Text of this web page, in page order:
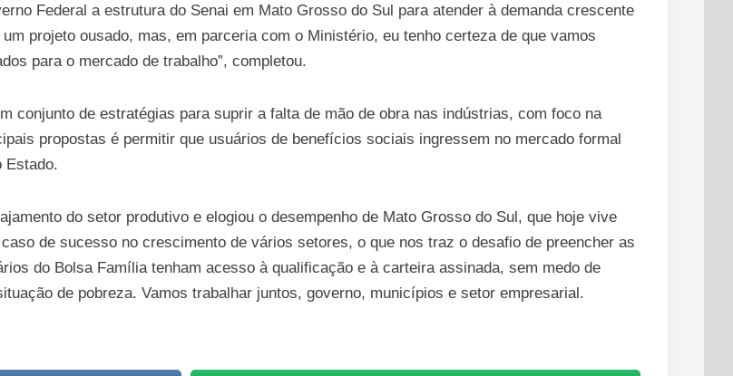
Federal a estrutura do Senai em Mato Grosso do Sul para atender à demanda crescente
projeto ousado, mas, em parceria com o Ministério, eu tenho certeza de que vamos
para o mercado de trabalho”, completou.
conjunto de estratégias para suprir a falta de mão de obra nas indústrias, com foco na
propostas é permitir que usuários de benefícios sociais ingressem no mercado formal
Estado.
do setor produtivo e elogiou o desempenho de Mato Grosso do Sul, que hoje vive
de sucesso no crescimento de vários setores, o que nos traz o desafio de preencher as
do Bolsa Família tenham acesso à qualificação e à carteira assinada, sem medo de
de pobreza. Vamos trabalhar juntos, governo, municípios e setor empresarial.